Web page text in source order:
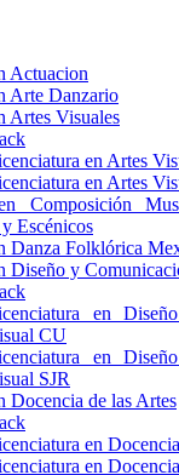
Actuacion
Arte Danzario
Artes Visuales
en Artes
en Artes
Composición
Escénicos
Danza Folklórica
Diseño y
en
CU
en
SJR
Docencia de las Artes
en
en